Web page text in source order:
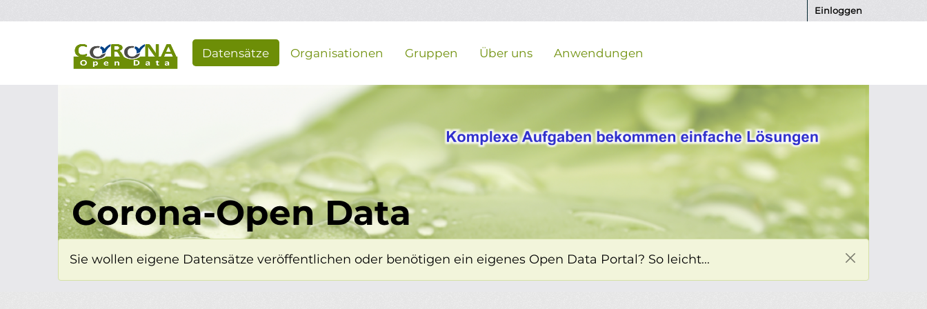
Einloggen
Datensätze Organisationen Gruppen Über uns Anwendungen
Corona-Open Data
Sie wollen eigene Datensätze veröffentlichen oder benötigen ein eigenes Open Data Portal? So leicht...